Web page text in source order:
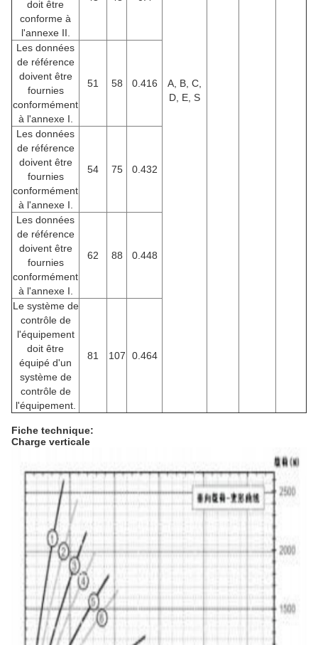
A, B, C,
D, E, S
doit être
conforme à
l'annexe II.
Les données
de référence
doivent être
fournies
conformément
à l'annexe I.
51 58 0.416
Les données
de référence
doivent être
fournies
conformément
à l'annexe I.
54 75 0.432
Les données
de référence
doivent être
fournies
conformément
à l'annexe I.
62 88 0.448
Le système de
contrôle de
l'équipement
doit être
équipé d'un
système de
contrôle de
l'équipement.
81 107 0.464
Fiche technique:
Charge verticale